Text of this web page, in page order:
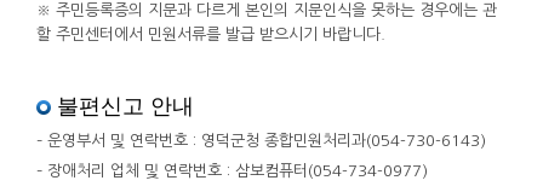
※ 주민등록증의 지문과 다르게 본인의 지문인식을 못하는 경우에는 관
할 주민센터에서 민원서류를 발급 받으시기 바랍니다.
불편신고 안내
– 운영부서 및 연락번호 : 영덕군청 종합민원처리과(054-730-6143)
– 장애처리 업체 및 연락번호 : 삼보컴퓨터(054-734-0977)